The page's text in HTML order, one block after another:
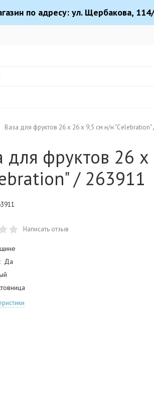
по адресу: ул. Щербакова,
Ваза для фруктов 26 х 26 х 9,5 см н/н "Celebration"
для фруктов 26
/ 263911
Написать отзыв
Да